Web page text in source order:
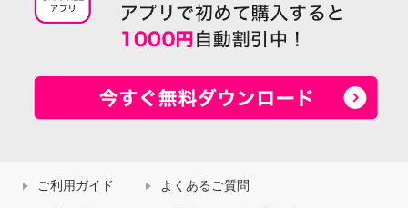
ご利用ガイド よくあるご質問